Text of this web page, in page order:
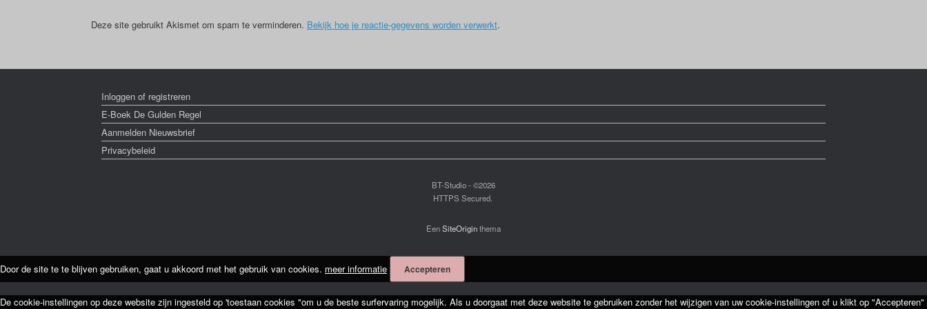
Deze site gebruikt Akismet om spam te verminderen. Bekijk hoe je reactie-gegevens worden verwerkt.
Inloggen of registreren
E-Boek De Gulden Regel
Aanmelden Nieuwsbrief
Privacybeleid
BT-Studio - ©2026
HTTPS Secured.
EenSiteOriginthema
Door de site te te blijven gebruiken, gaat u akkoord met het gebruik van cookies. meer informatie Accepteren
De cookie-instellingen op deze website zijn ingesteld op 'toestaan cookies "om u de beste surfervaring mogelijk. Als u doorgaat met deze website te gebruiken zonder het wijzigen van uw cookie-instellingen of u klikt op "Accepteren"